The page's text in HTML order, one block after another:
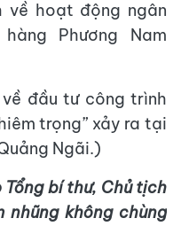
về hoạt động ngân
Phương Nam
đầu tư công trình
trọng” xảy ra tại
Ngãi.)
Tổng bí thư, Chủ tịch
nhũng không chùng